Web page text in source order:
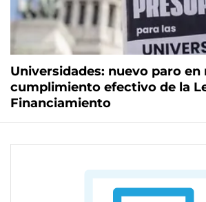
Universidades: nuevo paro en
cumplimiento efectivo de la
Financiamiento